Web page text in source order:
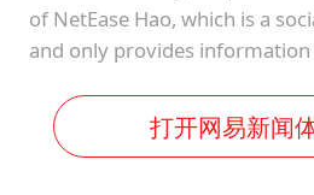
of NetEase Hao, which is a
and only provides information
打开网易新闻